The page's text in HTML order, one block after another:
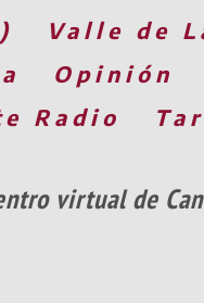
Valle de
Opinión
Radio
virtual de